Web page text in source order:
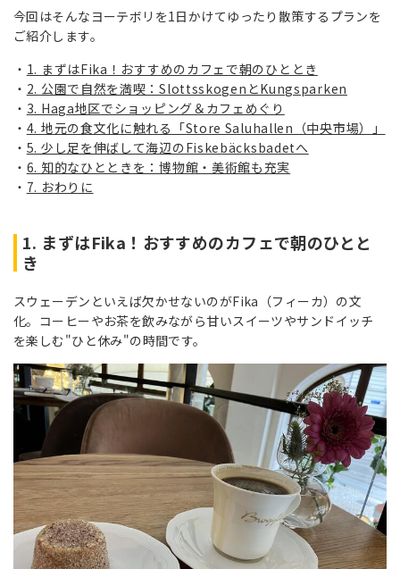
今回はそんなヨーテボリを1日かけてゆったり散策するプランを
ご紹介します。
1. まずはFika！おすすめのカフェで朝のひととき
2. 公園で自然を満喫：SlottsskogenとKungsparken
3. Haga地区でショッピング＆カフェめぐり
4. 地元の食文化に触れる「Store Saluhallen（中央市場）」
5. 少し足を伸ばして海辺のFiskebäcksbadetへ
6. 知的なひとときを：博物館・美術館も充実
7. おわりに
1. まずはFika！おすすめのカフェで朝のひとと
き
スウェーデンといえば欠かせないのがFika（フィーカ）の文
化。コーヒーやお茶を飲みながら甘いスイーツやサンドイッチ
を楽しむ"ひと休み"の時間です。